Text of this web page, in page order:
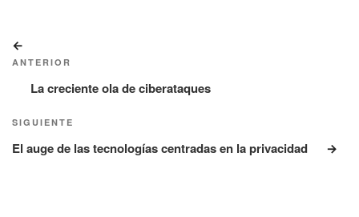
de
entradas
anterior:
ANTERIOR
La creciente ola de ciberataques
Siguiente
entrada
SIGUIENTE
El auge de las tecnologías centradas en la privacidad